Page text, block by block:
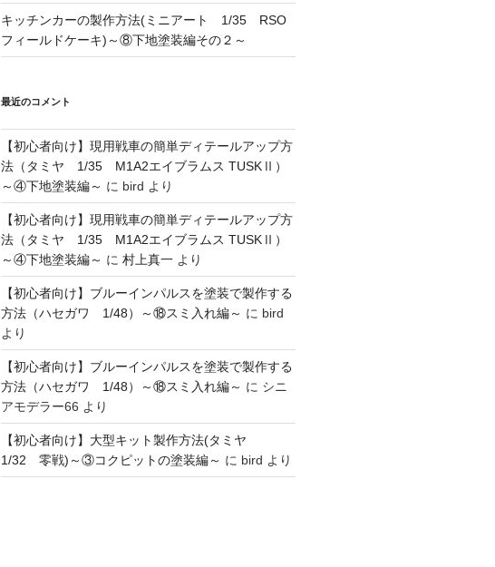
キッチンカーの製作方法(ミニアート 1/35 RSO
フィールドケーキ)～⑧下地塗装編その２～
最近のコメント
【初心者向け】現用戦車の簡単ディテールアップ方
法（タミヤ 1/35 M1A2エイブラムス TUSKⅡ）
～④下地塗装編～ に bird より
【初心者向け】現用戦車の簡単ディテールアップ方
法（タミヤ 1/35 M1A2エイブラムス TUSKⅡ）
～④下地塗装編～ に 村上真一より
【初心者向け】ブルーインパルスを塗装で製作する
方法（ハセガワ 1/48）～⑱スミ入れ編～ に bird
より
【初心者向け】ブルーインパルスを塗装で製作する
方法（ハセガワ 1/48）～⑱スミ入れ編～ に シニ
アモデラー66 より
【初心者向け】大型キット製作方法(タミヤ
1/32 零戦)～③コクピットの塗装編～ に bird より